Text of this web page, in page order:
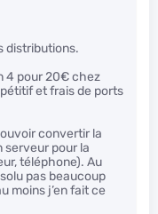
distributions.
4 pour 20€ chez
et frais de ports
convertir la
serveur pour la
téléphone). Au
pas beaucoup
moins j’en fait ce